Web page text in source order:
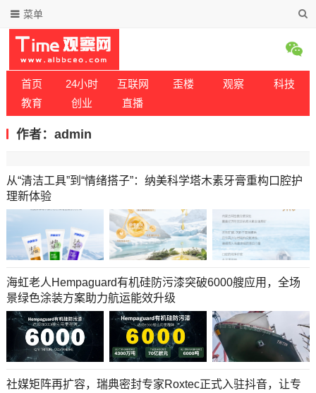
菜单
首页 24小时 互联网 歪楼 观察
科技
教育
创业 直播
作者：admin
从“清洁工具”到“情绪搭子”：纳美科学塔木素牙膏重构口腔护
理新体验
海虹老人Hempaguard有机硅防污漆突破6000艘应用，全场
景绿色涂装方案助力航运能效升级
社媒矩阵再扩容，瑞典密封专家Roxtec正式入驻抖音，让专